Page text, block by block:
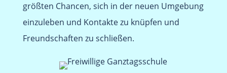
größten Chancen, sich in der neuen Umgebung
einzuleben und Kontakte zu knüpfen und
Freundschaften zu schließen.